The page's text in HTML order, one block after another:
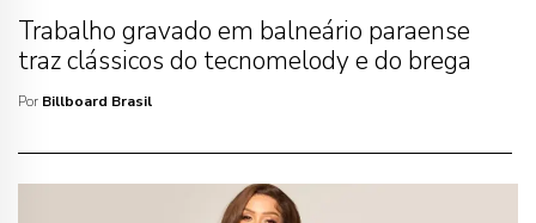
Trabalho gravado em balneário paraense
traz clássicos do tecnomelody e do brega
Por Billboard Brasil